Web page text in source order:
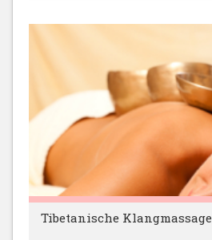
Tibetanische Klangmassage